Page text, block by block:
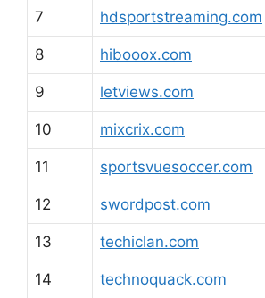
7 hdsportstreaming.com
8 hibooox.com
9 letviews.com
10 mixcrix.com
11 sportsvuesoccer.com
12 swordpost.com
13 techiclan.com
14 technoquack.com